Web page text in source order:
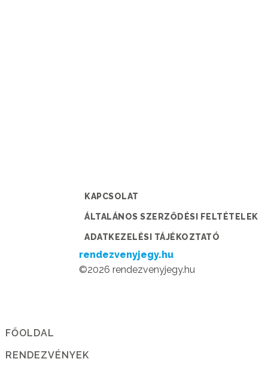
KAPCSOLAT
ÁLTALÁNOS SZERZŐDÉSI FELTÉTELEK
ADATKEZELÉSI TÁJÉKOZTATÓ
rendezvenyjegy.hu
©2026 rendezvenyjegy.hu
FŐOLDAL
RENDEZVÉNYEK